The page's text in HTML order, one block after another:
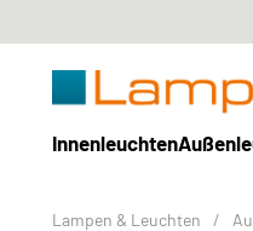
Innenleuchten
Lampen & Leuchten /